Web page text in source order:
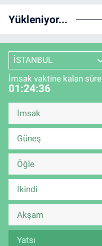
Yükleniyor...
İSTANBUL
İmsak vaktine kalan süre
01:24:35
İmsak
Güneş
Öğle
İkindi
Akşam
Yatsı